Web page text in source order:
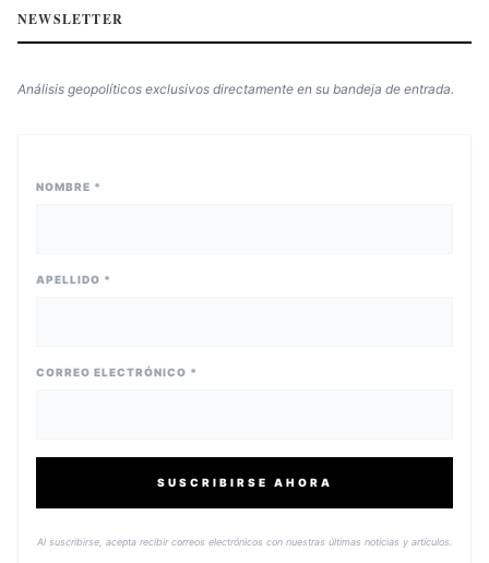
NEWSLETTER
Análisis geopolíticos exclusivos directamente en su bandeja de entrada.
NOMBRE *
APELLIDO *
CORREO ELECTRÓNICO *
SUSCRIBIRSE AHORA
Al suscribirse, acepta recibir correos electrónicos con nuestras últimas noticias y artículos.